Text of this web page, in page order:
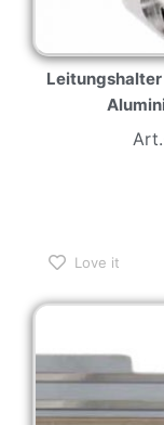
Love it